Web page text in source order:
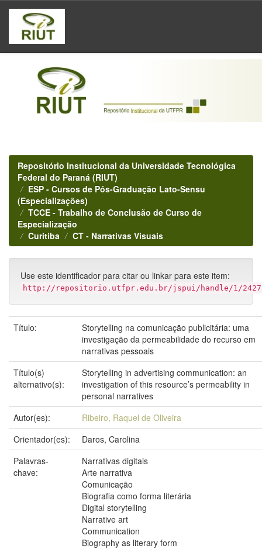
Skip
navigation
Repositório Institucional da Universidade Tecnológica
Federal do Paraná (RIUT)
ESP - Cursos de Pós-Graduação Lato-Sensu
(Especializações)
TCCE - Trabalho de Conclusão de Curso de
Especialização
Curitiba
CT - Narrativas Visuais
Use este identificador para citar ou linkar para este item:
http://repositorio.utfpr.edu.br/jspui/handle/1/
Título:
Storytelling na comunicação publicitária: uma
investigação da permeabilidade do recurso em
narrativas pessoais
Título(s)
alternativo(s):
Storytelling in advertising communication: an
investigation of this resource’s permeability in
personal narratives
Autor(es):
Ribeiro, Raquel de Oliveira
Orientador(es):
Daros, Carolina
Palavras-
chave:
Narrativas digitais
Arte narrativa
Comunicação
Biografia como forma literária
Digital storytelling
Narrative art
Communication
Biography as literary form